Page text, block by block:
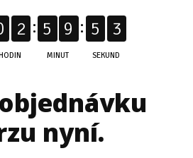
2 5 9
MINUT
5
2
SEKUND
nyní.